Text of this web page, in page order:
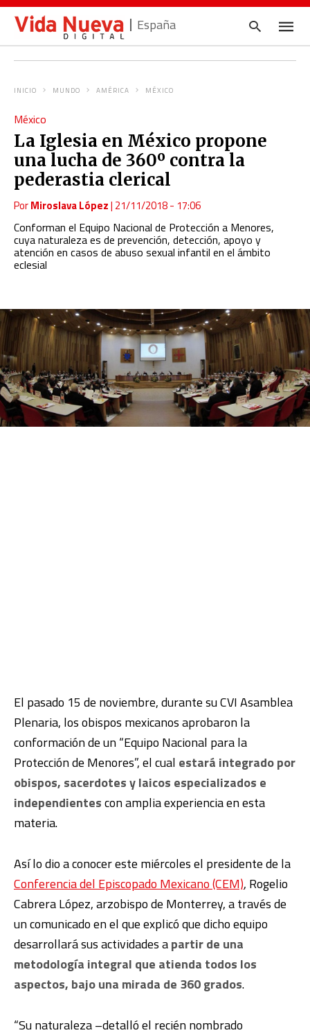
España
INICIO MUNDO AMÉRICA MÉXICO
México
La Iglesia en México propone
una lucha de 360º contra la
pederastia clerical
PorMiroslava López| 21/11/2018 - 17:06
Conforman el Equipo Nacional de Protección a Menores,
cuya naturaleza es de prevención, detección, apoyo y
atención en casos de abuso sexual infantil en el ámbito
eclesial
El pasado 15 de noviembre, durante su CVI Asamblea
Plenaria, los obispos mexicanos aprobaron la
conformación de un “Equipo Nacional para la
Protección de Menores”, el cual estará integrado por
obispos, sacerdotes y laicos especializados e
independientescon amplia experiencia en esta
materia.
Así lo dio a conocer este miércoles el presidente de la
Conferencia del Episcopado Mexicano (CEM), Rogelio
Cabrera López, arzobispo de Monterrey, a través de
un comunicado en el que explicó que dicho equipo
desarrollará sus actividades apartir de una
metodología integral que atienda todos los
aspectos, bajo una mirada de 360 grados.
“Su naturaleza –detalló el recién nombrado